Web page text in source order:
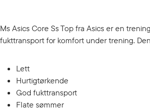
Ms Asics Core Ss Top fra Asics er en
fukttransport for komfort under trening.
Lett
Hurtigtørkende
God fukttransport
Flate sømmer